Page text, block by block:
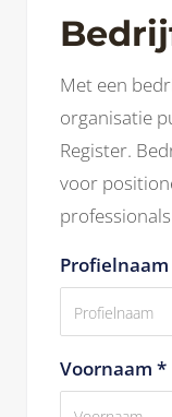
Met een
organisatie
Register.
voor
Voornaam *